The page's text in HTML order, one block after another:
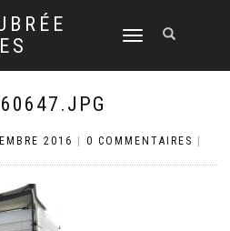
DÉPLIER
NAVIGATION
2016 0 COMMENTAIRES